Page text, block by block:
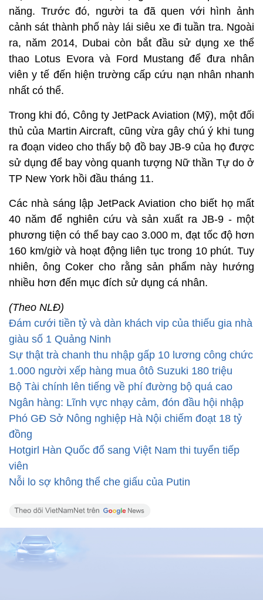
năng. Trước đó, người ta đã quen với hình ảnh
cảnh sát thành phố này lái siêu xe đi tuần tra. Ngoài
ra, năm 2014, Dubai còn bắt đầu sử dụng xe thể
thao Lotus Evora và Ford Mustang để đưa nhân
viên y tế đến hiện trường cấp cứu nạn nhân nhanh
nhất có thể.
Trong khi đó, Công ty JetPack Aviation (Mỹ), một đối
thủ của Martin Aircraft, cũng vừa gây chú ý khi tung
ra đoạn video cho thấy bộ đồ bay JB-9 của họ được
sử dụng để bay vòng quanh tượng Nữ thần Tự do ở
TP New York hồi đầu tháng 11.
Các nhà sáng lập JetPack Aviation cho biết họ mất
40 năm để nghiên cứu và sản xuất ra JB-9 - một
phương tiện có thể bay cao 3.000 m, đạt tốc độ hơn
160 km/giờ và hoạt động liên tục trong 10 phút. Tuy
nhiên, ông Coker cho rằng sản phẩm này hướng
nhiều hơn đến mục đích sử dụng cá nhân.
(Theo NLĐ)
Đám cưới tiền tỷ và dàn khách vip của thiếu gia nhà
giàu số 1 Quảng Ninh
Sự thật trà chanh thu nhập gấp 10 lương công chức
1.000 người xếp hàng mua ôtô Suzuki 180 triệu
Bộ Tài chính lên tiếng về phí đường bộ quá cao
Ngân hàng: Lĩnh vực nhạy cảm, đón đầu hội nhập
Phó GĐ Sở Nông nghiệp Hà Nội chiếm đoạt 18 tỷ
đồng
Hotgirl Hàn Quốc đổ sang Việt Nam thi tuyển tiếp
viên
Nỗi lo sợ không thể che giấu của Putin